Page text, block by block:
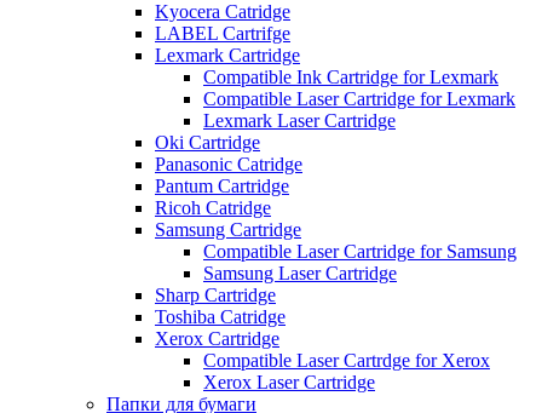
Kyocera Catridge
LABEL Cartrifge
Lexmark Cartridge
Compatible Ink Cartridge for Lexmark
Compatible Laser Cartridge for Lexmark
Lexmark Laser Cartridge
Oki Cartridge
Panasonic Catridge
Pantum Cartridge
Ricoh Catridge
Samsung Cartridge
Compatible Laser Cartridge for Samsung
Samsung Laser Cartridge
Sharp Cartridge
Toshiba Catridge
Xerox Cartridge
Compatible Laser Cartrdge for Xerox
Xerox Laser Cartridge
Папки для бумаги